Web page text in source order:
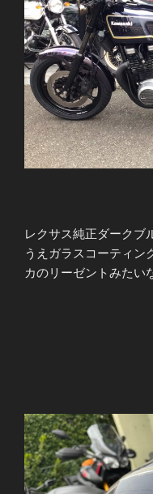
レクサス純正ダークブ
うえガラスコーティン
カのリーゼントみたい